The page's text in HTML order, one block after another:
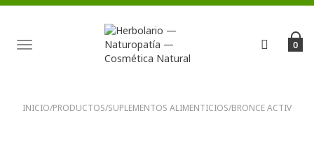
TOGGLE
NAVIGATION
0
INICIO/PRODUCTOS/SUPLEMENTOS ALIMENTICIOS/BRONCE ACTIV